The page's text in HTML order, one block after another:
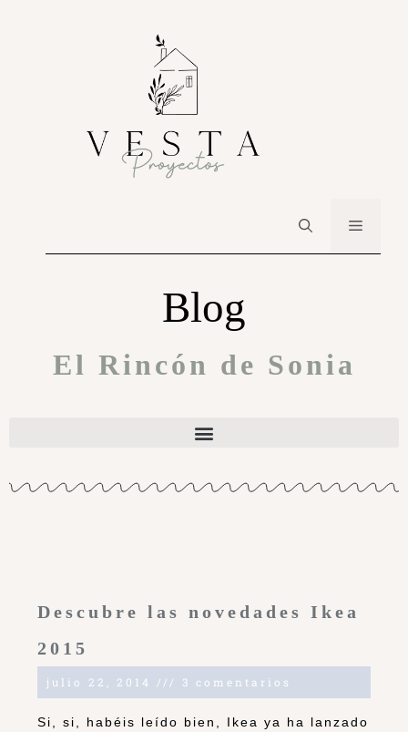
Blog
El Rincón de Sonia
Descubre las novedades Ikea
2015
julio 22, 2014 3 comentarios
Si, si, habéis leído bien, Ikea ya ha lanzado